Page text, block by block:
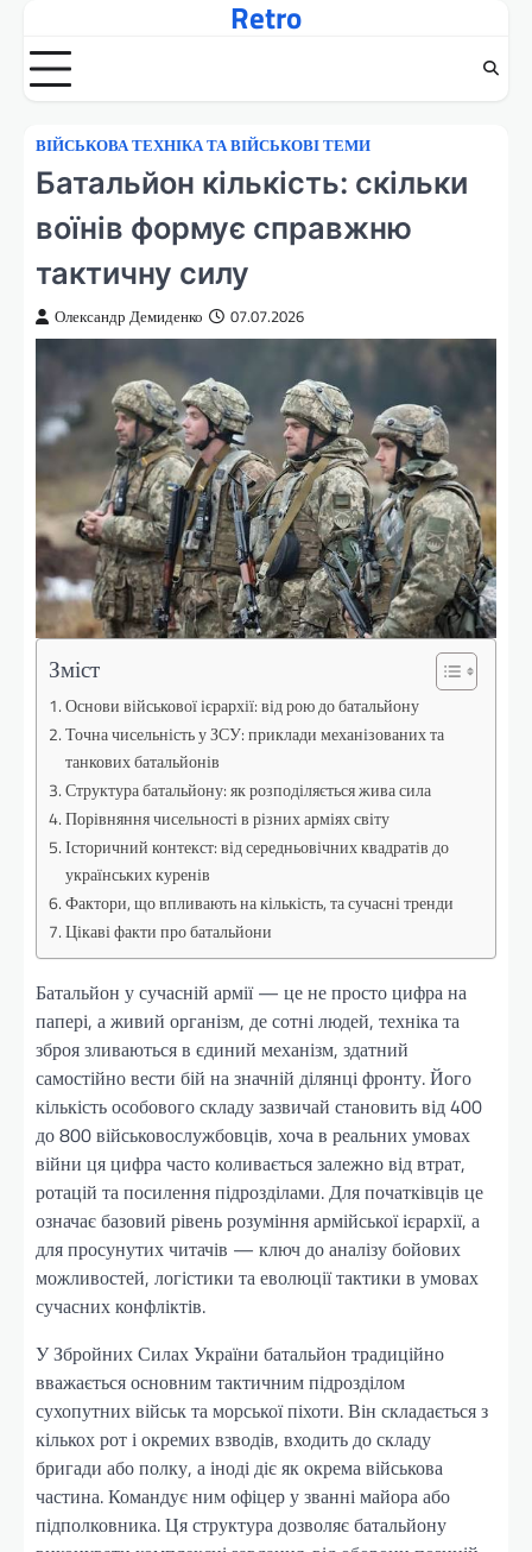
вмісту
Retro
ВІЙСЬКОВА ТЕХНІКА ТА ВІЙСЬКОВІ ТЕМИ
Батальйон кількість: скільки
воїнів формує справжню
тактичну силу
Олександр Демиденко 07.07.2026
Зміст
Основи військової ієрархії: від рою до батальйону
Точна чисельність у ЗСУ: приклади механізованих та
танкових батальйонів
Структура батальйону: як розподіляється жива сила
Порівняння чисельності в різних арміях світу
Історичний контекст: від середньовічних квадратів до
українських куренів
Фактори, що впливають на кількість, та сучасні тренди
Цікаві факти про батальйони
Батальйон у сучасній армії — це не просто цифра на
папері, а живий організм, де сотні людей, техніка та
зброя зливаються в єдиний механізм, здатний
самостійно вести бій на значній ділянці фронту. Його
кількість особового складу зазвичай становить від 400
до 800 військовослужбовців, хоча в реальних умовах
війни ця цифра часто коливається залежно від втрат,
ротацій та посилення підрозділами. Для початківців це
означає базовий рівень розуміння армійської ієрархії, а
для просунутих читачів — ключ до аналізу бойових
можливостей, логістики та еволюції тактики в умовах
сучасних конфліктів.
У Збройних Силах України батальйон традиційно
вважається основним тактичним підрозділом
сухопутних військ та морської піхоти. Він складається з
кількох рот і окремих взводів, входить до складу
бригади або полку, а іноді діє як окрема військова
частина. Командує ним офіцер у званні майора або
підполковника. Ця структура дозволяє батальйону